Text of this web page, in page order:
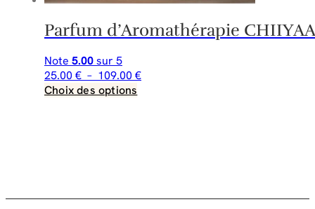
Parfum d’Aromathérapie
Note 5.00sur 5
25.00€ – 109.00€Plage
Choix des options